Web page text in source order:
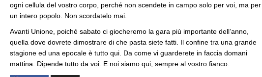
ogni cellula del vostro corpo, perché non scendete in campo solo per voi, ma per
un intero popolo. Non scordatelo mai.
Avanti Unione, poiché sabato ci giocheremo la gara più importante dell’anno,
quella dove dovrete dimostrare di che pasta siete fatti. Il confine tra una grande
stagione ed una epocale è tutto qui. Da come vi guarderete in faccia domani
mattina. Dipende tutto da voi. E noi siamo qui, sempre al vostro fianco.